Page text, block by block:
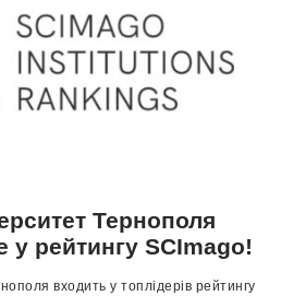
Тернополя
у рейтингу SCImago!
входить у топлідерів рейтингу